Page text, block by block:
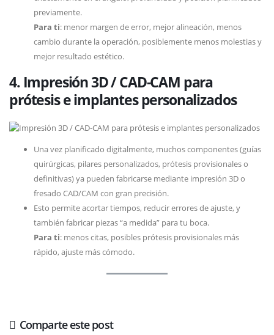
previamente.
Para ti: menor margen de error, mejor alineación, menos
cambio durante la operación, posiblemente menos molestias y
mejor resultado estético.
4. Impresión 3D / CAD-CAM para
prótesis e implantes personalizados
Una vez planificado digitalmente, muchos componentes (guías
quirúrgicas, pilares personalizados, prótesis provisionales o
definitivas) ya pueden fabricarse mediante impresión 3D o
fresado CAD/CAM con gran precisión.
Esto permite acortar tiempos, reducir errores de ajuste, y
también fabricar piezas “a medida” para tu boca.
Para ti: menos citas, posibles prótesis provisionales más
rápido, ajuste más cómodo.
Comparte este post